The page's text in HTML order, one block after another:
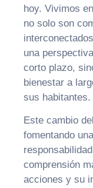
hoy. Vivimos
no solo son
una
corto plazo,
bienestar a
sus habitantes.
Este cambio
fomentando
comprensión
acciones y su